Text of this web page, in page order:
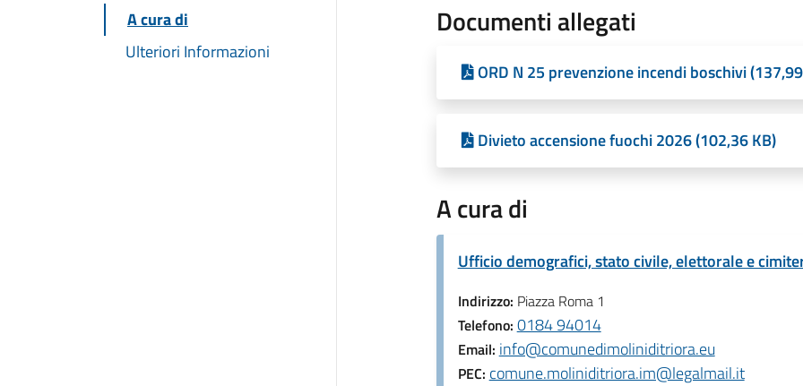
A cura di
Ulteriori Informazioni
Documenti allegati
ORD N 25 prevenzione incendi boschivi
Divieto accensione fuochi 2026 (102,36 KB)
A cura di
Ufficio demografici, stato civile, elettorale e
Indirizzo: Piazza Roma 1
Telefono: 0184 94014
Email: info@comunedimoliniditriora.eu
PEC: comune.moliniditriora.im@legalmail.it